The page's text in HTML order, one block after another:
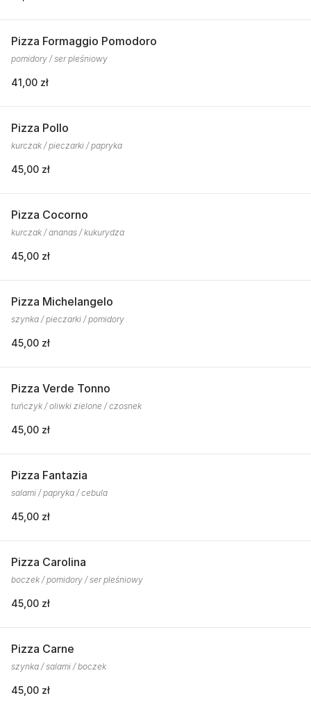
Pizza Formaggio Pomodoro
pomidory / ser pleśniowy
41,00 zł
Pizza Pollo
kurczak / pieczarki / papryka
45,00 zł
Pizza Cocorno
kurczak / ananas / kukurydza
45,00 zł
Pizza Michelangelo
szynka / pieczarki / pomidory
45,00 zł
Pizza Verde Tonno
tuńczyk / oliwki zielone / czosnek
45,00 zł
Pizza Fantazia
salami / papryka / cebula
45,00 zł
Pizza Carolina
boczek / pomidory / ser pleśniowy
45,00 zł
Pizza Carne
szynka / salami / boczek
45,00 zł